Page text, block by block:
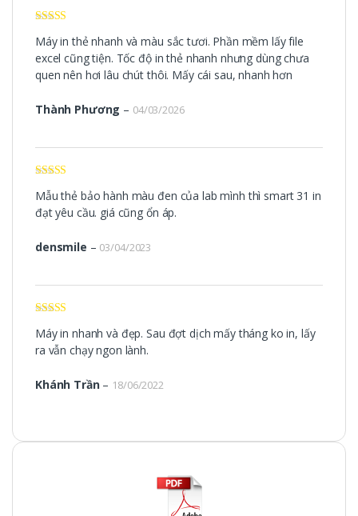
hạng 55 sao
Máy in thẻ nhanh và màu sắc tươi. Phần mềm lấy file
excel cũng tiện. Tốc độ in thẻ nhanh nhưng dùng chưa
quen nên hơi lâu chút thôi. Mấy cái sau, nhanh hơn
Thành Phương – 04/03/2026
hạng 55 sao
Mẫu thẻ bảo hành màu đen của lab mình thì smart 31 in
đạt yêu cầu. giá cũng ổn áp.
densmile – 03/04/2023
hạng 55 sao
Máy in nhanh và đẹp. Sau đợt dịch mấy tháng ko in, lấy
ra vẫn chạy ngon lành.
Khánh Trần– 18/06/2022